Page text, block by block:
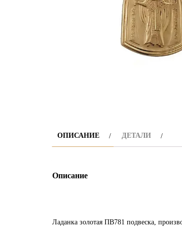
ОПИСАНИЕ ДЕТАЛИ
Описание
Ладанка золотая ПВ781 подвеска,